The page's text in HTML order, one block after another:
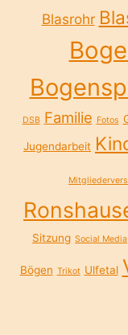
Blasrohr
DSB Familie Fotos
Jugendarbeit
Sitzung Social Media
Bögen Trikot Ulfetal